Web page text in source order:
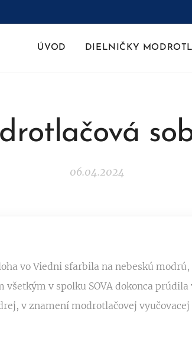
ÚVOD DIELNIČKY
06.04.2024
vo Viedni sfarbila na nebeskú
v spolku SOVA dokonca
v znamení modrotlačovej vyučovacej